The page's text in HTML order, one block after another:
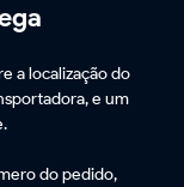
a localização do
e um
do pedido,